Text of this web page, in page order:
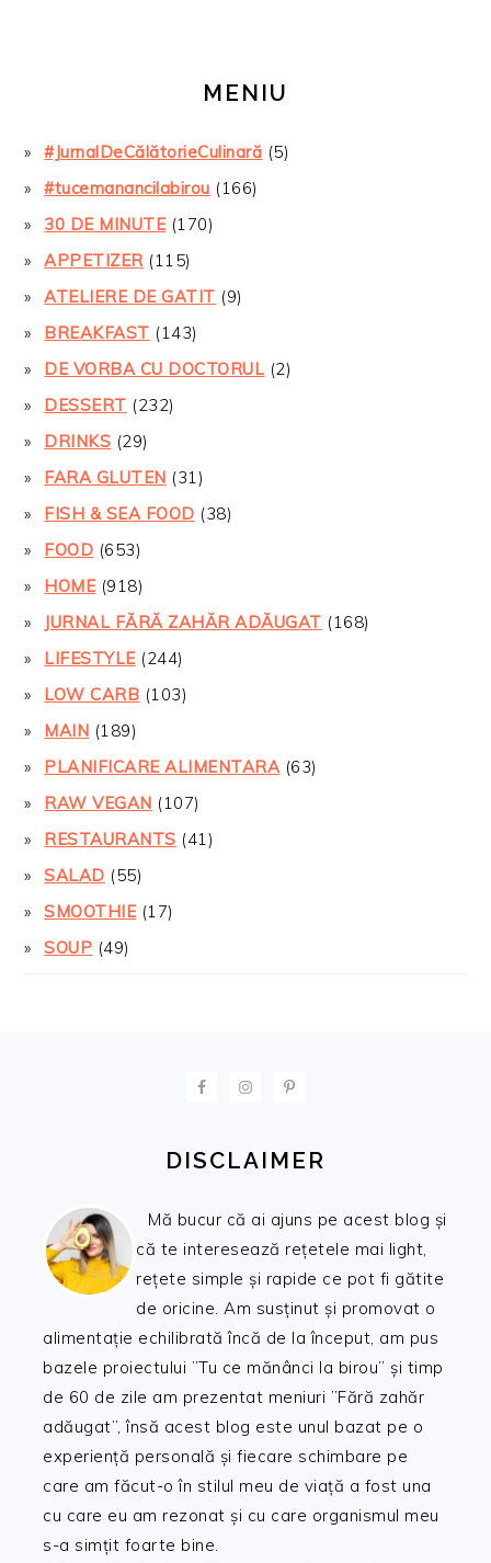
MENIU
#JurnalDeCălătorieCulinară (5)
#tucemanancilabirou (166)
30 DE MINUTE(170)
APPETIZER(115)
ATELIERE DE GATIT (9)
BREAKFAST (143)
DE VORBA CU DOCTORUL (2)
DESSERT (232)
DRINKS (29)
FARA GLUTEN (31)
FISH & SEA FOOD (38)
FOOD (653)
HOME(918)
JURNAL FĂRĂ ZAHĂR ADĂUGAT (168)
LIFESTYLE(244)
LOW CARB (103)
MAIN (189)
PLANIFICARE ALIMENTARA(63)
RAW VEGAN (107)
RESTAURANTS (41)
SALAD (55)
SMOOTHIE(17)
SOUP (49)
DISCLAIMER
Mă bucur că ai ajuns pe acest blog și
că te interesează rețetele mai light,
rețete simple și rapide ce pot fi gătite
de oricine. Am susținut și promovat o
alimentație echilibrată încă de la început, am pus
bazele proiectului ”Tu ce mănânci la birou” și timp
de 60 de zile am prezentat meniuri ”Fără zahăr
adăugat”, însă acest blog este unul bazat pe o
experiență personală și fiecare schimbare pe
care am făcut-o în stilul meu de viață a fost una
cu care eu am rezonat și cu care organismul meu
s-a simțit foarte bine.